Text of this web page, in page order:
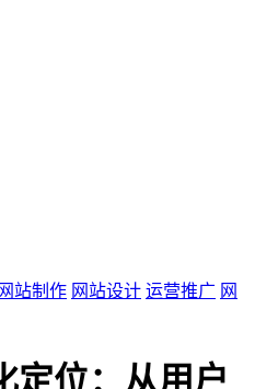
网站制作 网站设计 运营推广 网
定位：从用户